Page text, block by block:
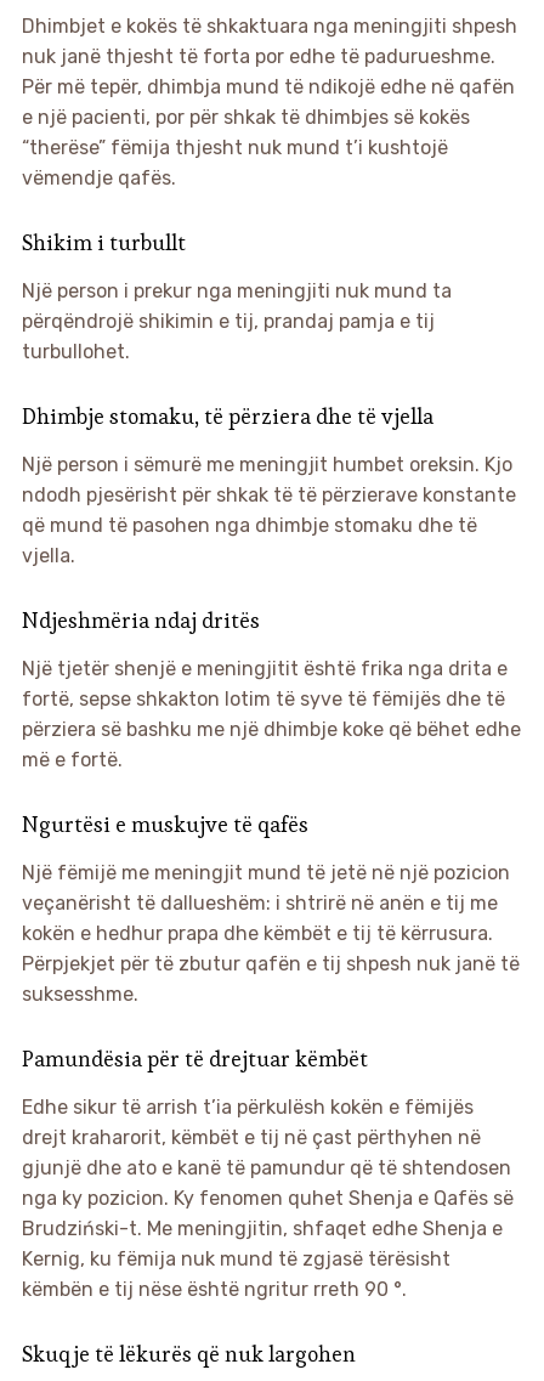
Dhimbjet e kokës të shkaktuara nga meningjiti shpesh
nuk janë thjesht të forta por edhe të padurueshme.
Për më tepër, dhimbja mund të ndikojë edhe në qafën
e një pacienti, por për shkak të dhimbjes së kokës
“therëse” fëmija thjesht nuk mund t’i kushtojë
vëmendje qafës.
Shikim i turbullt
Një person i prekur nga meningjiti nuk mund ta
përqëndrojë shikimin e tij, prandaj pamja e tij
turbullohet.
Dhimbje stomaku, të përziera dhe të vjella
Një person i sëmurë me meningjit humbet oreksin. Kjo
ndodh pjesërisht për shkak të të përzierave konstante
që mund të pasohen nga dhimbje stomaku dhe të
vjella.
Ndjeshmëria ndaj dritës
Një tjetër shenjë e meningjitit është frika nga drita e
fortë, sepse shkakton lotim të syve të fëmijës dhe të
përziera së bashku me një dhimbje koke që bëhet edhe
më e fortë.
Ngurtësi e muskujve të qafës
Një fëmijë me meningjit mund të jetë në një pozicion
veçanërisht të dallueshëm: i shtrirë në anën e tij me
kokën e hedhur prapa dhe këmbët e tij të kërrusura.
Përpjekjet për të zbutur qafën e tij shpesh nuk janë të
suksesshme.
Pamundësia për të drejtuar këmbët
Edhe sikur të arrish t’ia përkulësh kokën e fëmijës
drejt kraharorit, këmbët e tij në çast përthyhen në
gjunjë dhe ato e kanë të pamundur që të shtendosen
nga ky pozicion. Ky fenomen quhet Shenja e Qafës së
Brudziński-t. Me meningjitin, shfaqet edhe Shenja e
Kernig, ku fëmija nuk mund të zgjasë tërësisht
këmbën e tij nëse është ngritur rreth 90 °.
Skuqje të lëkurës që nuk largohen